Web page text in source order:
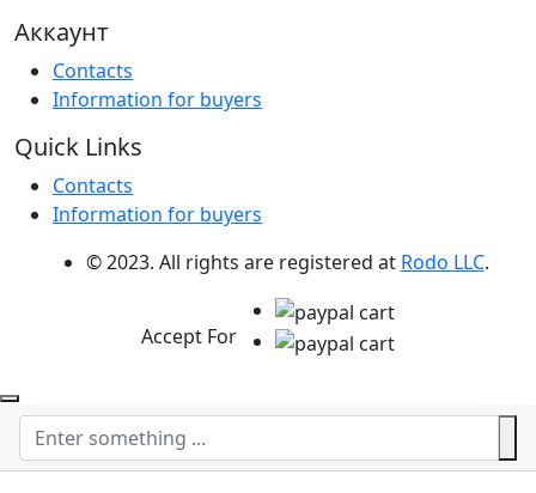
Аккаунт
Contacts
Information for buyers
Quick Links
Contacts
Information for buyers
© 2023. All rights are registered at Rodo LLC.
Accept For